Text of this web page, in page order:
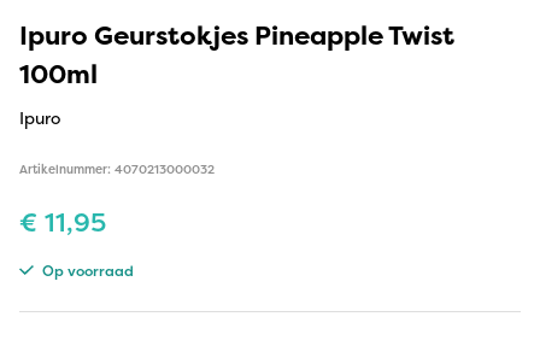
Ipuro Geurstokjes Pineapple Twist
100ml
Ipuro
Artikelnummer: 4070213000032
€ 11,95
Op voorraad